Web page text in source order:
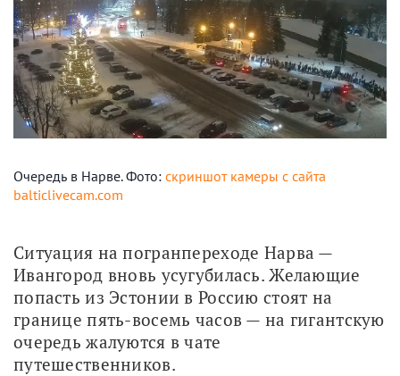
Очередь в Нарве. Фото: скриншот камеры с сайта
balticlivecam.com
Ситуация на погранпереходе Нарва —
Ивангород вновь усугубилась. Желающие
попасть из Эстонии в Россию стоят на
границе пять-восемь часов — на гигантскую
очередь жалуются в чате
путешественников.